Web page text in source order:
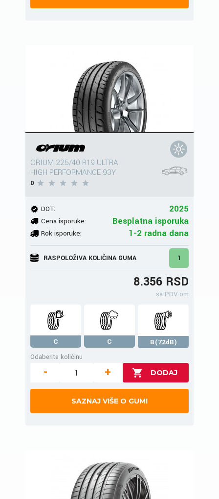
ORIUM 225/40 R19 ULTRA
HIGH PERFORMANCE 93Y
0
DOT: 2025
Cena isporuke: Besplatna isporuka
Rok isporuke: 1-2 radna dana
RASPOLOŽIVA KOLIČINA GUMA 1
8.356 RSD
sa PDV-om
C C
B(72dB)
Odaberite količinu
- +
SAZNAJ VIŠE O GUMI